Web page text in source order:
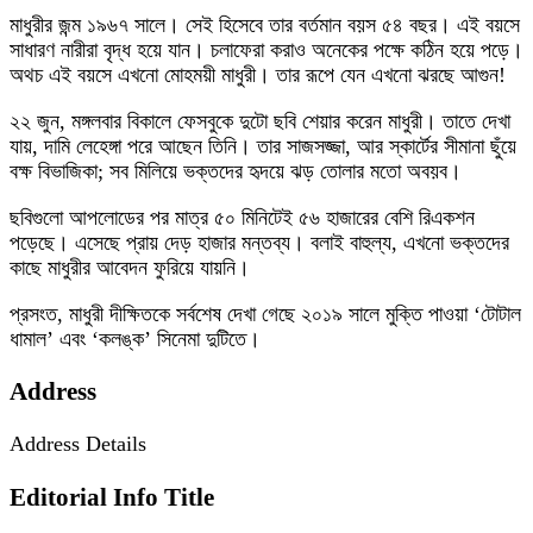
মাধুরীর জন্ম ১৯৬৭ সালে। সেই হিসেবে তার বর্তমান বয়স ৫৪ বছর। এই বয়সে
সাধারণ নারীরা বৃদ্ধ হয়ে যান। চলাফেরা করাও অনেকের পক্ষে কঠিন হয়ে পড়ে।
অথচ এই বয়সে এখনো মোহময়ী মাধুরী। তার রূপে যেন এখনো ঝরছে আগুন!
২২ জুন, মঙ্গলবার বিকালে ফেসবুকে দুটো ছবি শেয়ার করেন মাধুরী। তাতে দেখা
যায়, দামি লেহেঙ্গা পরে আছেন তিনি। তার সাজসজ্জা, আর স্কার্টের সীমানা ছুঁয়ে
বক্ষ বিভাজিকা; সব মিলিয়ে ভক্তদের হৃদয়ে ঝড় তোলার মতো অবয়ব।
ছবিগুলো আপলোডের পর মাত্র ৫০ মিনিটেই ৫৬ হাজারের বেশি রিএকশন
পড়েছে। এসেছে প্রায় দেড় হাজার মন্তব্য। বলাই বাহুল্য, এখনো ভক্তদের
কাছে মাধুরীর আবেদন ফুরিয়ে যায়নি।
প্রসংত, মাধুরী দীক্ষিতকে সর্বশেষ দেখা গেছে ২০১৯ সালে মুক্তি পাওয়া ‘টোটাল
ধামাল’ এবং ‘কলঙ্ক’ সিনেমা দুটিতে।
Address
Address Details
Editorial Info Title